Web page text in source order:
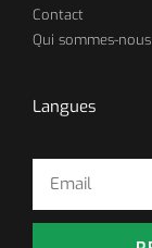
Contact
Qui sommes-
Langues